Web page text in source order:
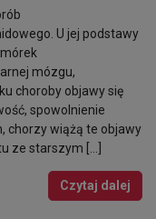
U jej podstawy
mózgu,
choroby objawy się
spowolnienie
chorzy wiążą te objawy
ze starszym […]
Czytaj dalej